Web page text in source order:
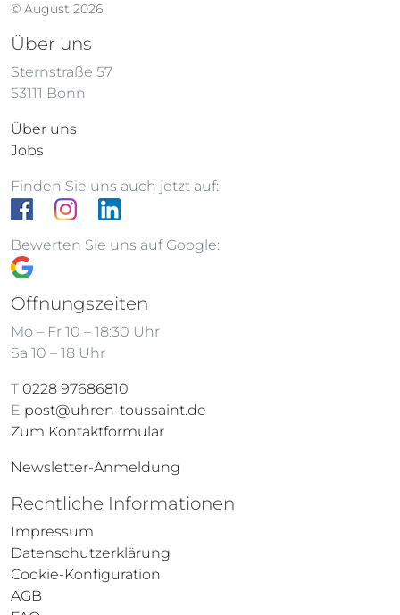
© August 2026
Über uns
Sternstraße 57
53111 Bonn
Über uns
Jobs
Finden Sie uns auch jetzt auf:
Bewerten Sie uns auf Google:
Öffnungszeiten
Mo – Fr 10 – 18:30 Uhr
Sa 10 – 18 Uhr
T 0228 97686810
E post@uhren-toussaint.de
Zum Kontaktformular
Newsletter-Anmeldung
Rechtliche Informationen
Impressum
Datenschutzerklärung
Cookie-Konfiguration
AGB